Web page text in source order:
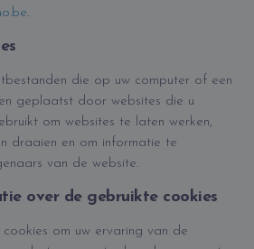
.
die op uw computer of een
geplaatst door websites die u
om websites te laten werken,
draaien en om informatie te
van de website.
over de gebruikte cookies
om uw ervaring van de